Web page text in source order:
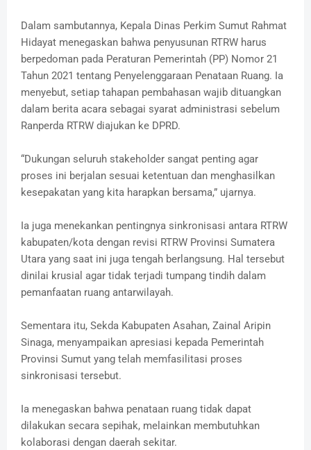
Dalam sambutannya, Kepala Dinas Perkim Sumut Rahmat
Hidayat menegaskan bahwa penyusunan RTRW harus
berpedoman pada Peraturan Pemerintah (PP) Nomor 21
Tahun 2021 tentang Penyelenggaraan Penataan Ruang. Ia
menyebut, setiap tahapan pembahasan wajib dituangkan
dalam berita acara sebagai syarat administrasi sebelum
Ranperda RTRW diajukan ke DPRD.
“Dukungan seluruh stakeholder sangat penting agar
proses ini berjalan sesuai ketentuan dan menghasilkan
kesepakatan yang kita harapkan bersama,” ujarnya.
Ia juga menekankan pentingnya sinkronisasi antara RTRW
kabupaten/kota dengan revisi RTRW Provinsi Sumatera
Utara yang saat ini juga tengah berlangsung. Hal tersebut
dinilai krusial agar tidak terjadi tumpang tindih dalam
pemanfaatan ruang antarwilayah.
Sementara itu, Sekda Kabupaten Asahan, Zainal Aripin
Sinaga, menyampaikan apresiasi kepada Pemerintah
Provinsi Sumut yang telah memfasilitasi proses
sinkronisasi tersebut.
Ia menegaskan bahwa penataan ruang tidak dapat
dilakukan secara sepihak, melainkan membutuhkan
kolaborasi dengan daerah sekitar.